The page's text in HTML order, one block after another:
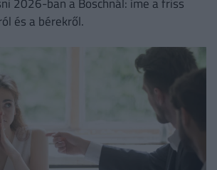
2026-ban a Boschnál: íme a friss
és a bérekről.